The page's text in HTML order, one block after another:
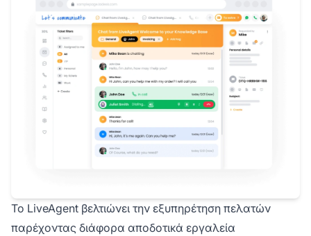
Το LiveAgent βελτιώνει την εξυπηρέτηση πελατών
παρέχοντας διάφορα αποδοτικά εργαλεία